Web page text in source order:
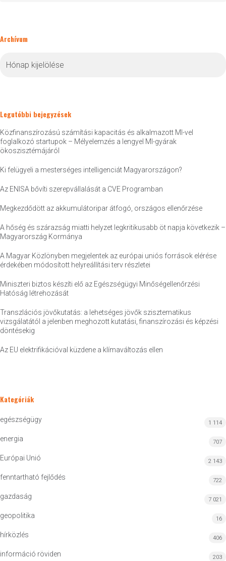
Archívum
Legutóbbi bejegyzések
Közfinanszírozású számítási kapacitás és alkalmazott MI-vel
foglalkozó startupok – Mélyelemzés a lengyel MI-gyárak
ökoszisztémájáról
Ki felügyeli a mesterséges intelligenciát Magyarországon?
Az ENISA bővíti szerepvállalását a CVE Programban
Megkezdődött az akkumulátoripar átfogó, országos ellenőrzése
A hőség és szárazság miatti helyzet legkritikusabb öt napja következik –
Magyarország Kormánya
A Magyar Közlönyben megjelentek az európai uniós források elérése
érdekében módosított helyreállítási terv részletei
Miniszteri biztos készíti elő az Egészségügyi Minőségellenőrzési
Hatóság létrehozását
Transzlációs jövőkutatás: a lehetséges jövők szisztematikus
vizsgálatától a jelenben meghozott kutatási, finanszírozási és képzési
döntésekig
Az EU elektrifikációval küzdene a klímaváltozás ellen
Kategóriák
egészségügy 1 114
energia 707
Európai Unió 2 143
fenntartható fejlődés 722
gazdaság 7 021
geopolitika 16
hírközlés 406
információ röviden 203